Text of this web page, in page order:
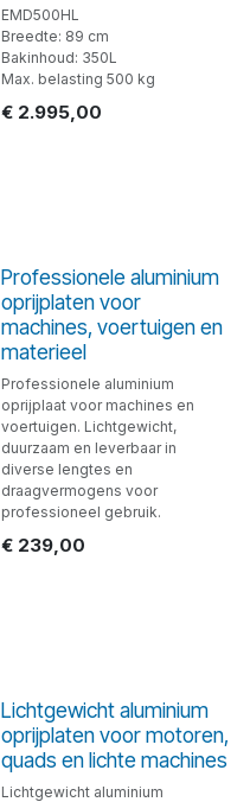
EMD500HL
Breedte: 89 cm
Bakinhoud: 350L
Max. belasting 500 kg
€ 2.995,00
Professionele aluminium
oprijplaten voor
machines, voertuigen en
materieel
Professionele aluminium
oprijplaat voor machines en
voertuigen. Lichtgewicht,
duurzaam en leverbaar in
diverse lengtes en
draagvermogens voor
professioneel gebruik.
€ 239,00
Lichtgewicht aluminium
oprijplaten voor motoren,
quads en lichte machines
Lichtgewicht aluminium